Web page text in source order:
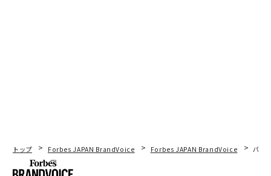
トップ Forbes JAPAN BrandVoice Forbes JAPAN BrandVoice パシ